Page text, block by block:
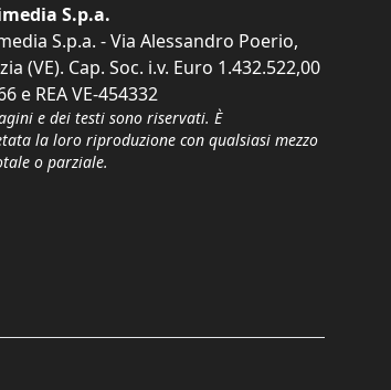
S.p.a.
S.p.a. - Via Alessandro Poerio,
(VE). Cap. Soc. i.v. Euro 1.432.522,00
e REA VE-454332
e dei testi sono riservati. È
la loro riproduzione con qualsiasi mezzo
o parziale.